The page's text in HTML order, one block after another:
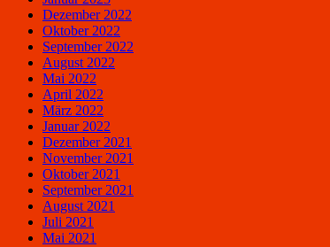
Dezember 2022
Oktober 2022
September 2022
August 2022
Mai 2022
April 2022
März 2022
Januar 2022
Dezember 2021
November 2021
Oktober 2021
September 2021
August 2021
Juli 2021
Mai 2021